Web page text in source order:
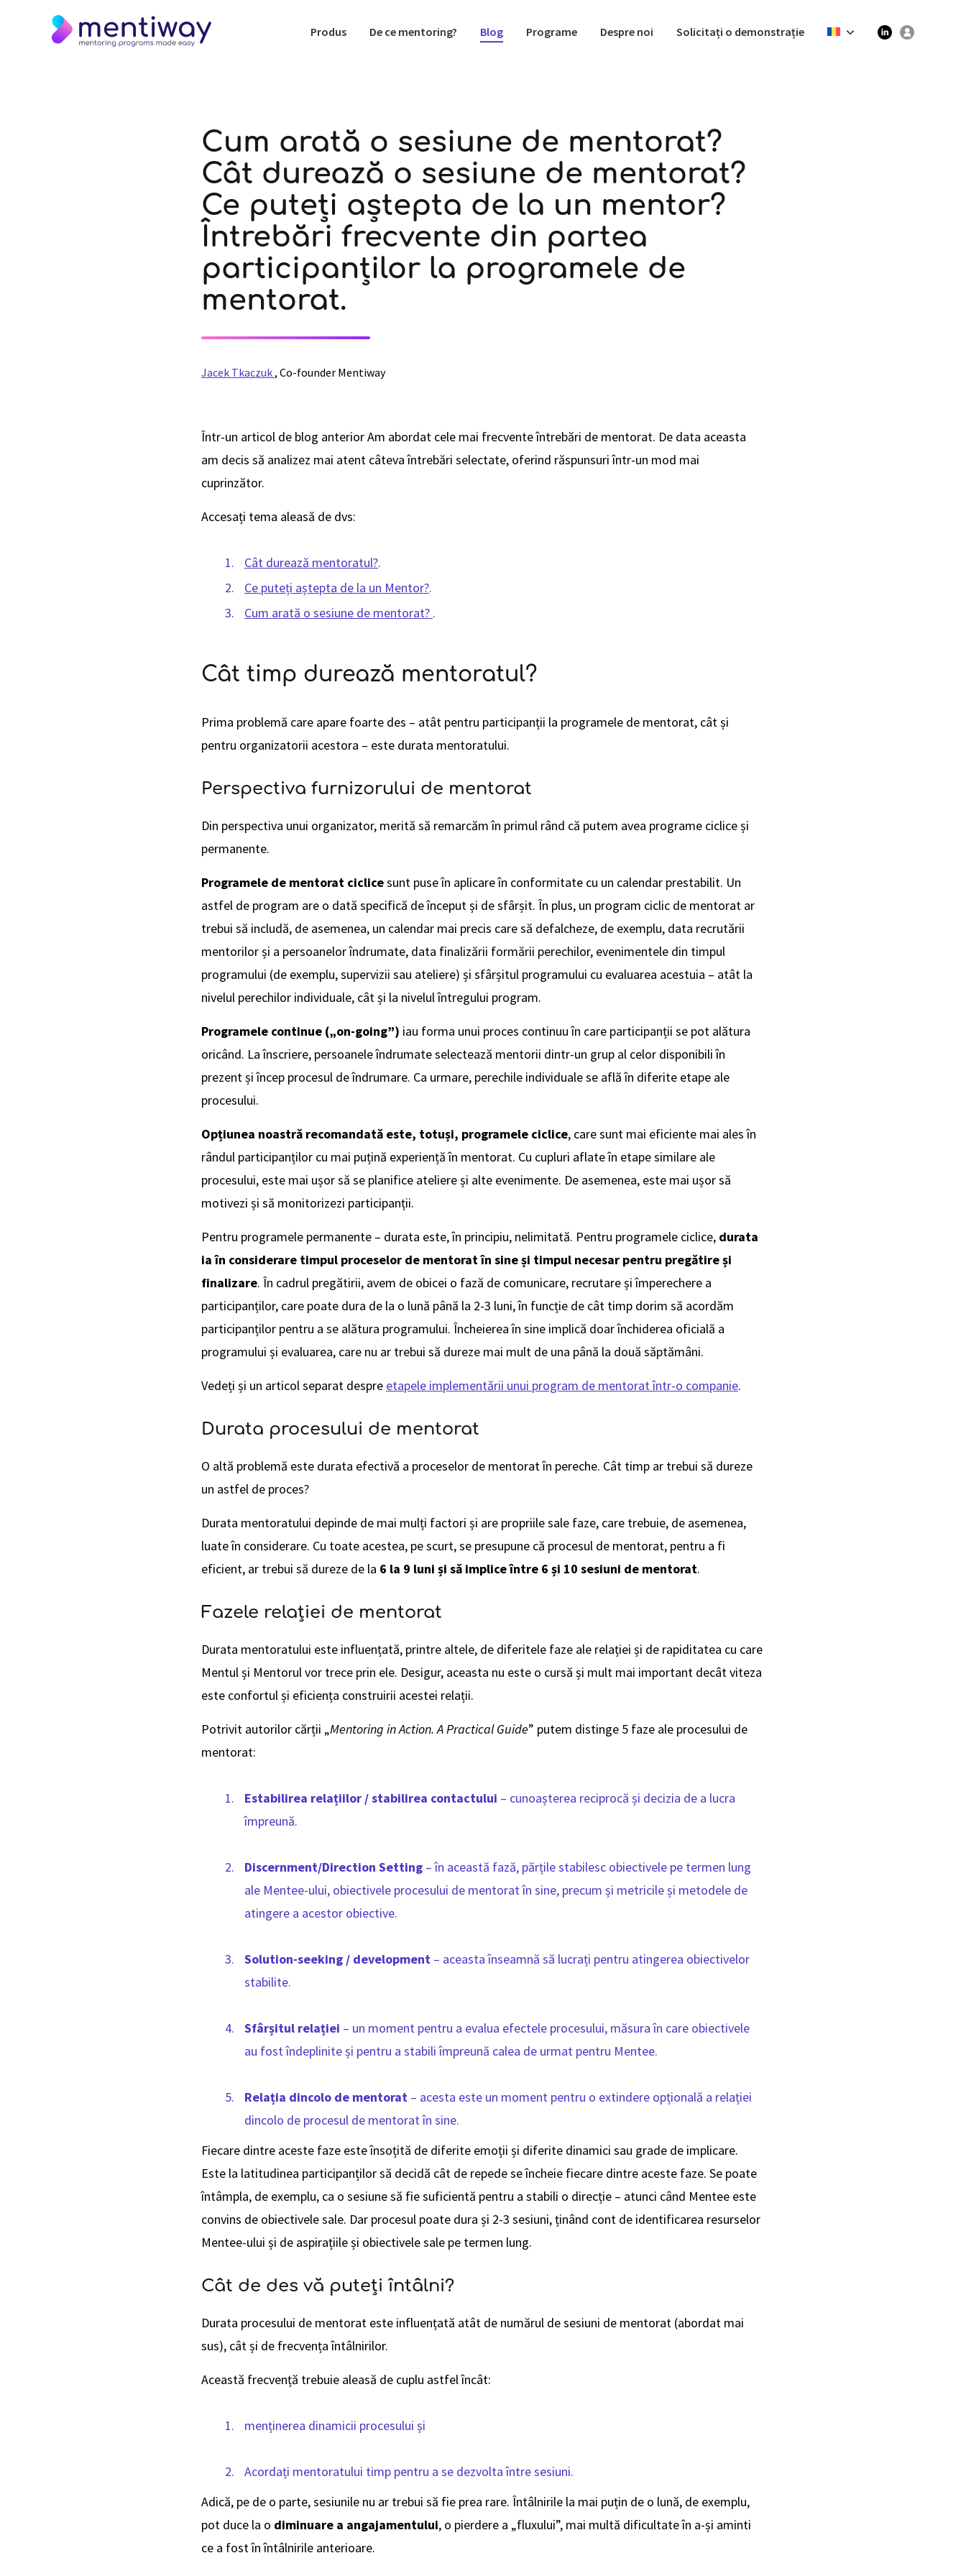
Produs De ce mentoring? Blog Programe Despre noi Solicitați o demonstrație
Cum arată o sesiune de mentorat?
Cât durează o sesiune de mentorat?
Ce puteți aștepta de la un mentor?
Întrebări frecvente din partea
participanților la programele de
mentorat.
Jacek Tkaczuk, Co-founder Mentiway
Într-un articol de blog anterior Am abordat cele mai frecvente întrebări de mentorat. De data aceasta
am decis să analizez mai atent câteva întrebări selectate, oferind răspunsuri într-un mod mai
cuprinzător.
Accesați tema aleasă de dvs:
Cât durează mentoratul?.
Ce puteți aștepta de la un Mentor?.
Cum arată o sesiune de mentorat? .
Cât timp durează mentoratul?
Prima problemă care apare foarte des – atât pentru participanții la programele de mentorat, cât și
pentru organizatorii acestora – este durata mentoratului.
Perspectiva furnizorului de mentorat
Din perspectiva unui organizator, merită să remarcăm în primul rând că putem avea programe ciclice și
permanente.
Programele de mentorat ciclicesunt puse în aplicare în conformitate cu un calendar prestabilit. Un
astfel de program are o dată specifică de început și de sfârșit. În plus, un program ciclic de mentorat ar
trebui să includă, de asemenea, un calendar mai precis care să defalcheze, de exemplu, data recrutării
mentorilor și a persoanelor îndrumate, data finalizării formării perechilor, evenimentele din timpul
programului (de exemplu, supervizii sau ateliere) și sfârșitul programului cu evaluarea acestuia – atât la
nivelul perechilor individuale, cât și la nivelul întregului program.
Programele continue („on-going”) iau forma unui proces continuu în care participanții se pot alătura
oricând. La înscriere, persoanele îndrumate selectează mentorii dintr-un grup al celor disponibili în
prezent și încep procesul de îndrumare. Ca urmare, perechile individuale se află în diferite etape ale
procesului.
Opțiunea noastră recomandată este, totuși, programele ciclice, care sunt mai eficiente mai ales în
rândul participanților cu mai puțină experiență în mentorat. Cu cupluri aflate în etape similare ale
procesului, este mai ușor să se planifice ateliere și alte evenimente. De asemenea, este mai ușor să
motivezi și să monitorizezi participanții.
Pentru programele permanente – durata este, în principiu, nelimitată. Pentru programele ciclice, durata
ia în considerare timpul proceselor de mentorat în sine și timpul necesar pentru pregătire și
finalizare. În cadrul pregătirii, avem de obicei o fază de comunicare, recrutare și împerechere a
participanților, care poate dura de la o lună până la 2-3 luni, în funcție de cât timp dorim să acordăm
participanților pentru a se alătura programului. Încheierea în sine implică doar închiderea oficială a
programului și evaluarea, care nu ar trebui să dureze mai mult de una până la două săptămâni.
Vedeți și un articol separat despre etapele implementării unui program de mentorat într-o companie.
Durata procesului de mentorat
O altă problemă este durata efectivă a proceselor de mentorat în pereche. Cât timp ar trebui să dureze
un astfel de proces?
Durata mentoratului depinde de mai mulți factori și are propriile sale faze, care trebuie, de asemenea,
luate în considerare. Cu toate acestea, pe scurt, se presupune că procesul de mentorat, pentru a fi
eficient, ar trebui să dureze de la 6 la 9 luni și să implice între 6 și 10 sesiuni de mentorat.
Fazele relației de mentorat
Durata mentoratului este influențată, printre altele, de diferitele faze ale relației și de rapiditatea cu care
Mentul și Mentorul vor trece prin ele. Desigur, aceasta nu este o cursă și mult mai important decât viteza
este confortul și eficiența construirii acestei relații.
Potrivit autorilor cărții „Mentoring in Action. A Practical Guide” putem distinge 5 faze ale procesului de
mentorat:
Estabilirea relațiilor / stabilirea contactului – cunoașterea reciprocă și decizia de a lucra
împreună.
Discernment/Direction Setting – în această fază, părțile stabilesc obiectivele pe termen lung
ale Mentee-ului, obiectivele procesului de mentorat în sine, precum și metricile și metodele de
atingere a acestor obiective.
Solution-seeking / development – aceasta înseamnă să lucrați pentru atingerea obiectivelor
stabilite.
Sfârșitul relației – un moment pentru a evalua efectele procesului, măsura în care obiectivele
au fost îndeplinite și pentru a stabili împreună calea de urmat pentru Mentee.
Relația dincolo de mentorat – acesta este un moment pentru o extindere opțională a relației
dincolo de procesul de mentorat în sine.
Fiecare dintre aceste faze este însoțită de diferite emoții și diferite dinamici sau grade de implicare.
Este la latitudinea participanților să decidă cât de repede se încheie fiecare dintre aceste faze. Se poate
întâmpla, de exemplu, ca o sesiune să fie suficientă pentru a stabili o direcție – atunci când Mentee este
convins de obiectivele sale. Dar procesul poate dura și 2-3 sesiuni, ținând cont de identificarea resurselor
Mentee-ului și de aspirațiile și obiectivele sale pe termen lung.
Cât de des vă puteți întâlni?
Durata procesului de mentorat este influențată atât de numărul de sesiuni de mentorat (abordat mai
sus), cât și de frecvența întâlnirilor.
Această frecvență trebuie aleasă de cuplu astfel încât:
menținerea dinamicii procesului și
Acordați mentoratului timp pentru a se dezvolta între sesiuni.
Adică, pe de o parte, sesiunile nu ar trebui să fie prea rare. Întâlnirile la mai puțin de o lună, de exemplu,
pot duce la o diminuare a angajamentului, o pierdere a „fluxului”, mai multă dificultate în a-și aminti
ce a fost în întâlnirile anterioare.